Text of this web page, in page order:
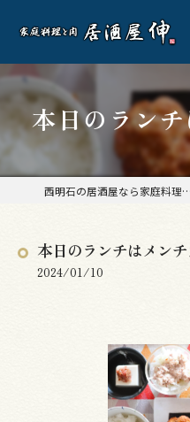
本日のラン
西明石の居酒屋なら家庭料理と肉 居酒屋 伸
本日のランチはメンチ
2024/01/10